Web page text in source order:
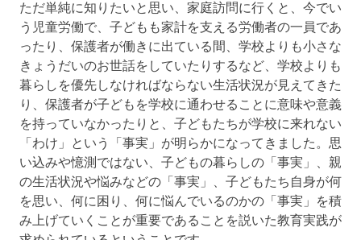
ただ単純に知りたいと思い、家庭訪問に行くと、今でい
う児童労働で、子どもも家計を支える労働者の一員であ
ったり、保護者が働きに出ている間、学校よりも小さな
きょうだいのお世話をしていたりするなど、学校よりも
暮らしを優先しなければならない生活状況が見えてきた
り、保護者が子どもを学校に通わせることに意味や意義
を持っていなかったりと、子どもたちが学校に来れない
「わけ」という「事実」が明らかになってきました。思
い込みや憶測ではない、子どもの暮らしの「事実」、親
の生活状況や悩みなどの「事実」、子どもたち自身が何
を思い、何に困り、何に悩んでいるのかの「事実」を積
み上げていくことが重要であることを説いた教育実践が